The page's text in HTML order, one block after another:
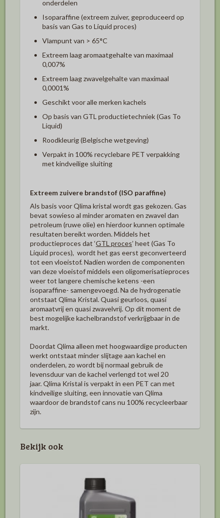
onderdelen
Isoparaffine (extreem zuiver, geproduceerd op
basis van Gas to Liquid proces)
Vlampunt van > 65°C
Extreem laag aromaatgehalte van maximaal
0,007%
Extreem laag zwavelgehalte van maximaal
0,0001%
Geschikt voor alle merken kachels
Op basis van GTL productietechniek (Gas To
Liquid)
Roodkleurig (Belgische wetgeving)
Verpakt in 100% recyclebare PET verpakking
met kindveilige sluiting
Extreem zuivere brandstof (ISO paraffine)
Als basis voor Qlima kristal wordt gas gekozen. Gas
bevat sowieso al minder aromaten en zwavel dan
petroleum (ruwe olie) en hierdoor kunnen optimale
resultaten bereikt worden. Middels het
productieproces dat ‘GTL proces’ heet (Gas To
Liquid proces), wordt het gas eerst geconverteerd
tot een vloeistof. Nadien worden de componenten
van deze vloeistof middels een oligomerisatieproces
weer tot langere chemische ketens -een
isoparaffine- samengevoegd. Na de hydrogenatie
ontstaat Qlima Kristal. Quasi geurloos, quasi
aromaatvrij en quasi zwavelvrij. Op dit moment de
best mogelijke kachelbrandstof verkrijgbaar in de
markt.
Doordat Qlima alleen met hoogwaardige producten
werkt ontstaat minder slijtage aan kachel en
onderdelen, zo wordt bij normaal gebruik de
levensduur van de kachel verlengd tot wel 20
jaar. Qlima Kristal is verpakt in een PET can met
kindveilige sluiting, een innovatie van Qlima
waardoor de brandstof cans nu 100% recycleerbaar
zijn.
Bekijk ook